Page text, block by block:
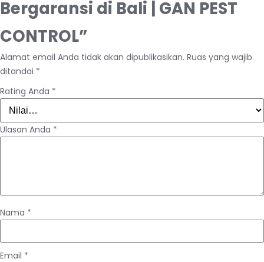
Bergaransi di Bali | GAN PEST
CONTROL”
Alamat email Anda tidak akan dipublikasikan. Ruas yang wajib
ditandai *
Rating Anda *
Ulasan Anda *
Nama *
Email *